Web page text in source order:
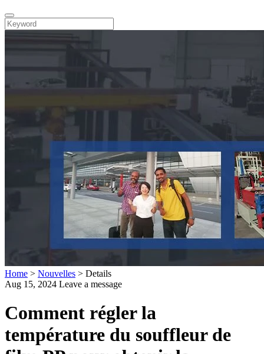
Home > Nouvelles > Details
Aug 15, 2024 Leave a message
Comment régler la
température du souffleur de